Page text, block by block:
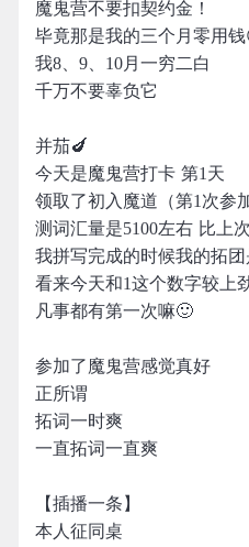
魔鬼营不要扣契约金！
毕竟那是我的三个月零用
我8、9、10月一穷二白
千万不要辜负它
并茄🍆
今天是魔鬼营打卡 第1天
领取了初入魔道（第1次参
测词汇量是5100左右 比上
我拼写完成的时候我的拓团
看来今天和1这个数字较上
凡事都有第一次嘛🙂
参加了魔鬼营感觉真好
正所谓
拓词一时爽
一直拓词一直爽
【插播一条】
本人征同桌